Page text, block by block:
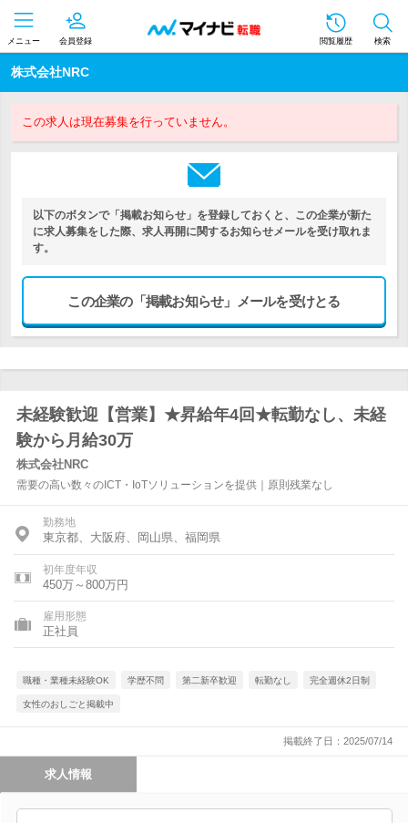
メニュー 会員登録 閲覧履歴 検索
株式会社NRC
この求人は現在募集を行っていません。
以下のボタンで「掲載お知らせ」を登録しておくと、この企業が新た
に求人募集をした際、求人再開に関するお知らせメールを受け取れま
す。
この企業の「掲載お知らせ」メールを受けとる
未経験歓迎【営業】★昇給年4回★転勤なし、未経
験から月給30万
株式会社NRC
需要の高い数々のICT・IoTソリューションを提供｜原則残業なし
勤務地
東京都、大阪府、岡山県、福岡県
初年度年収
450万～800万円
雇用形態
正社員
職種・業種未経験OK 学歴不問 第二新卒歓迎 転勤なし 完全週休2日制
女性のおしごと掲載中
掲載終了日：2025/07/14
求人情報